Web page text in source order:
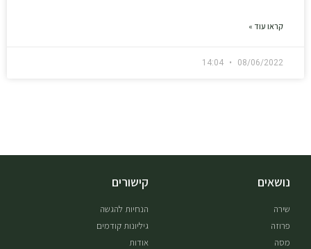
קראו עוד »
08/06/2022
נושאים
שירה
פרוזה
מסה
קישורים
הנחיות להגשה
גיליונות קודמים
אודות